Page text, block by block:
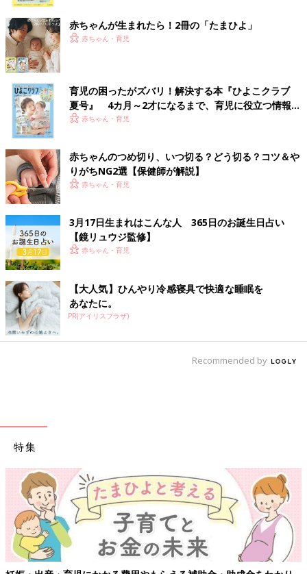
赤ちゃんが生まれたら！2冊の「たまひよ」
赤ちゃん・育児
育児の困ったがズバリ！解決する本『ひよこクラブ
夏号』 4カ月～2才になるまで、育児に役立つ情報が
いっぱい！
赤ちゃん・育児
赤ちゃんのつめ切り、いつ切る？どう切る？コツ＆や
りがちNG2選【保健師が解説】
赤ちゃん・育児
3月17日生まれはこんな人 365日のお誕生日占い
【鏡リュウジ監修】
赤ちゃん・育児
【大人気】ひんやり冷感寝具で快適な睡眠を
あなたに。
PR(アイリスプラザ)
Recommended by
特集